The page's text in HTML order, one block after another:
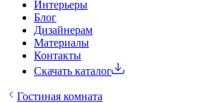
Интерьеры
Блог
Дизайнерам
Материалы
Контакты
Скачать каталог
Гостиная комната